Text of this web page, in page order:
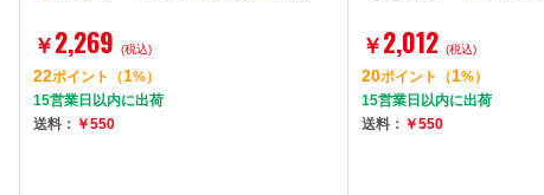
￥ 2,269 (税込)
22ポイント （1%）
15営業日以内に出荷
送料： ￥550
￥ 2,012 (税込)
20ポイント （1%）
15営業日以内に出荷
送料： ￥550